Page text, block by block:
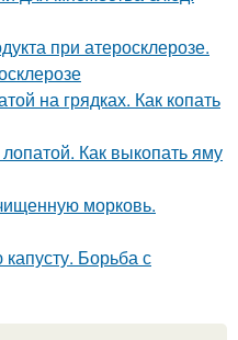
при атеросклерозе.
на грядках. Как копать
Как выкопать яму
морковь.
Борьба с